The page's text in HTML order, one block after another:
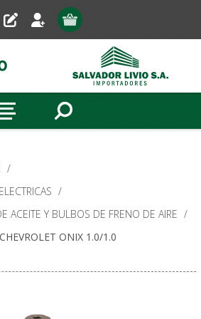
/
/
ACEITE Y BULBOS DE FRENO DE AIRE /
ONIX 1.0/1.0